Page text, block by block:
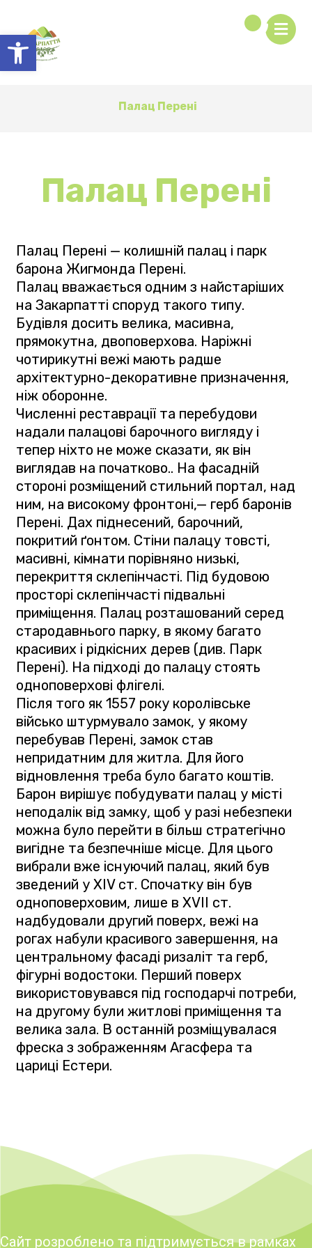
Відкрити Панель інструментів
Палац Перені
Палац Перені
Палац Перені — колишній палац і парк
барона Жигмонда Перені.
Палац вважається одним з найстаріших
на Закарпатті споруд такого типу.
Будівля досить велика, масивна,
прямокутна, двоповерхова. Наріжні
чотирикутні вежі мають радше
архітектурно-декоративне призначення,
ніж оборонне.
Численні реставрації та перебудови
надали палацові барочного вигляду і
тепер ніхто не може сказати, як він
виглядав на початково.. На фасадній
стороні розміщений стильний портал, над
ним, на високому фронтоні,— герб баронів
Перені. Дах піднесений, барочний,
покритий ґонтом. Стіни палацу товсті,
масивні, кімнати порівняно низькі,
перекриття склепінчасті. Під будовою
просторі склепінчасті підвальні
приміщення. Палац розташований серед
стародавнього парку, в якому багато
красивих і рідкісних дерев (див. Парк
Перені). На підході до палацу стоять
одноповерхові флігелі.
Після того як 1557 року королівське
військо штурмувало замок, у якому
перебував Перені, замок став
непридатним для житла. Для його
відновлення треба було багато коштів.
Барон вирішує побудувати палац у місті
неподалік від замку, щоб у разі небезпеки
можна було перейти в більш стратегічно
вигідне та безпечніше місце. Для цього
вибрали вже існуючий палац, який був
зведений у XIV ст. Спочатку він був
одноповерховим, лише в XVII ст.
надбудовали другий поверх, вежі на
рогах набули красивого завершення, на
центральному фасаді ризаліт та герб,
фігурні водостоки. Перший поверх
використовувався під господарчі потреби,
на другому були житлові приміщення та
велика зала. В останній розміщувалася
фреска з зображенням Агасфера та
цариці Естери.
Сайт розроблено та підтримується в рамках